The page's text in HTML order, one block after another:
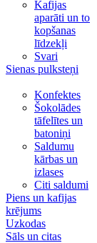
Kafijas
aparāti un to
kopšanas
līdzekļi
Svari
Sienas pulksteņi
Konfektes
Šokolādes
tāfelītes un
batoniņi
Saldumu
kārbas un
izlases
Citi saldumi
Piens un kafijas
krējums
Uzkodas
Sāls un citas